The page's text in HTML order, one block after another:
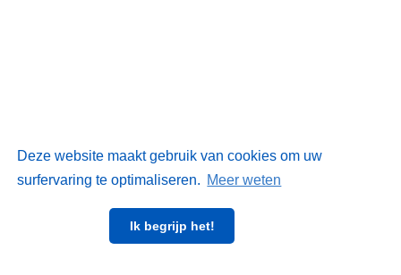
Deze website maakt gebruik van cookies om uw
surfervaring te optimaliseren. Meer weten
Ik begrijp het!